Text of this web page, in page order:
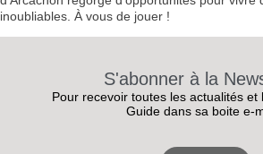
inoubliables. À vous de jouer !
S'abonner à la
Pour recevoir toutes les actualités et
Guide dans sa boite e-